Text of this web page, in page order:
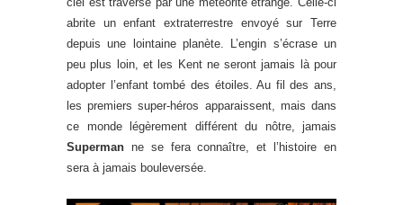
abrite un enfant extraterrestre envoyé sur Terre
depuis une lointaine planète. L’engin s’écrase un
peu plus loin, et les Kent ne seront jamais là pour
adopter l’enfant tombé des étoiles. Au fil des ans,
les premiers super-héros apparaissent, mais dans
ce monde légèrement différent du nôtre, jamais
Superman ne se fera connaître, et l’histoire en
sera à jamais bouleversée.